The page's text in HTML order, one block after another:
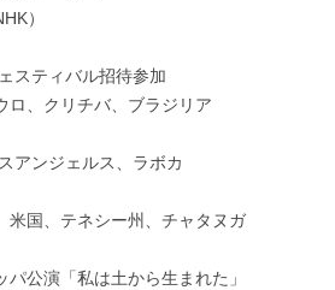
）
ティバル招待参加
、クリチバ、ブラジリア
ンジェルス、ラボカ
国、テネシー州、チャタヌガ
公演「私は土から生まれた」